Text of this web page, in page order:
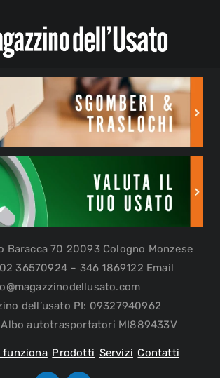
Baracca 70 20093 Cologno Monzese
36570924 – 346 1869122 Email
dell’usato PI: 09327940962
autotrasportatori MI889433V
funziona Prodotti Servizi Contatti